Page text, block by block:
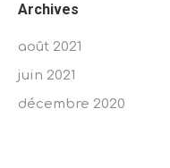
Archives
août 2021
juin 2021
décembre 2020